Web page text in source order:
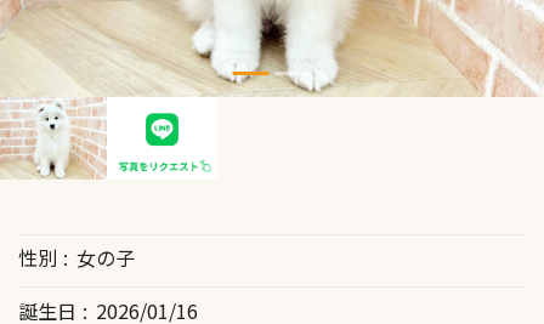
性別
女の子
誕生日
2026/01/16